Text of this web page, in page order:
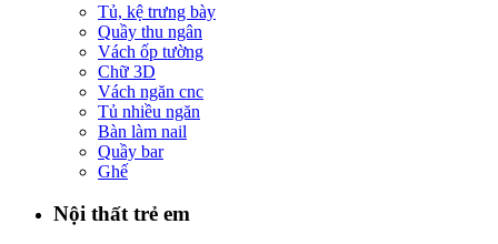
Tủ, kệ trưng bày
Quầy thu ngân
Vách ốp tường
Chữ 3D
Vách ngăn cnc
Tủ nhiều ngăn
Bàn làm nail
Quầy bar
Ghế
Nội thất trẻ em